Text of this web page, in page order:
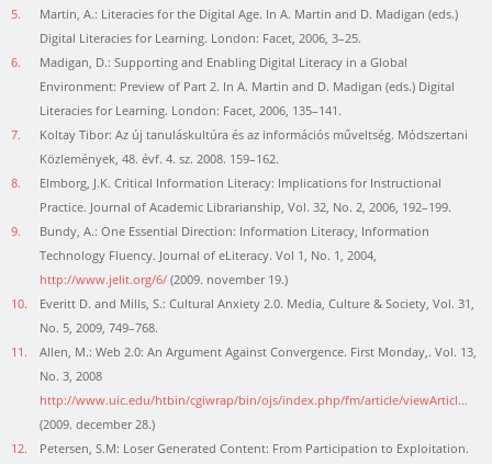
5.
Martin, A.: Literacies for the Digital Age. In A. Martin and D. Madigan (eds.)
Digital Literacies for Learning. London: Facet, 2006, 3–25.
6.
Madigan, D.: Supporting and Enabling Digital Literacy in a Global
Environment: Preview of Part 2. In A. Martin and D. Madigan (eds.) Digital
Literacies for Learning. London: Facet, 2006, 135–141.
7.
Koltay Tibor: Az új tanuláskultúra és az információs műveltség. Módszertani
Közlemények, 48. évf. 4. sz. 2008. 159–162.
8.
Elmborg, J.K. Critical Information Literacy: Implications for Instructional
Practice. Journal of Academic Librarianship, Vol. 32, No. 2, 2006, 192–199.
9.
Bundy, A.: One Essential Direction: Information Literacy, Information
Technology Fluency. Journal of eLiteracy. Vol 1, No. 1, 2004,
http://www.jelit.org/6/ (2009. november 19.)
10.
Everitt D. and Mills, S.: Cultural Anxiety 2.0. Media, Culture & Society, Vol. 31,
No. 5, 2009, 749–768.
11.
Allen, M.: Web 2.0: An Argument Against Convergence. First Monday,. Vol. 13,
No. 3, 2008
http://www.uic.edu/htbin/cgiwrap/bin/ojs/index.php/fm/article/viewArticl...
(2009. december 28.)
12.
Petersen, S.M: Loser Generated Content: From Participation to Exploitation.